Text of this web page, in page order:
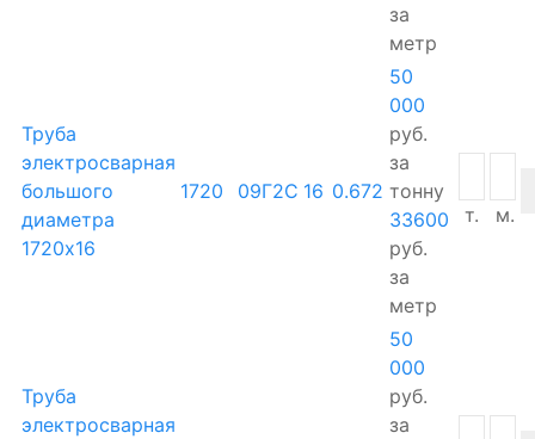
за
метр
Труба
электросварная
большого
диаметра
1720х16
1720 09Г2С 16 0.672
50
000
руб.
за
тонну
33600
руб.
за
метр
т. м.
Труба
электросварная
50
000
руб.
за